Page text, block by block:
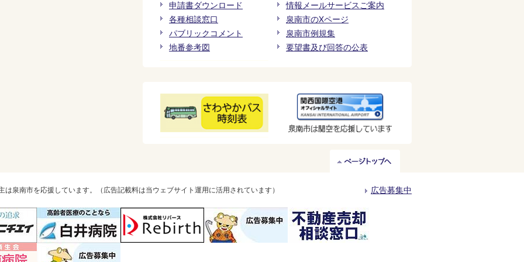
申請書ダウンロード
情報メールサービスご案内
各種相談窓口
泉南市のXページ
パブリックコメント
泉南市例規集
地番参考図
要望書及び回答の公表
ッ
プ
へ
は泉南市を応援しています。（広告記載料は当ウェブサイト運用に活用されています） 広告募集中